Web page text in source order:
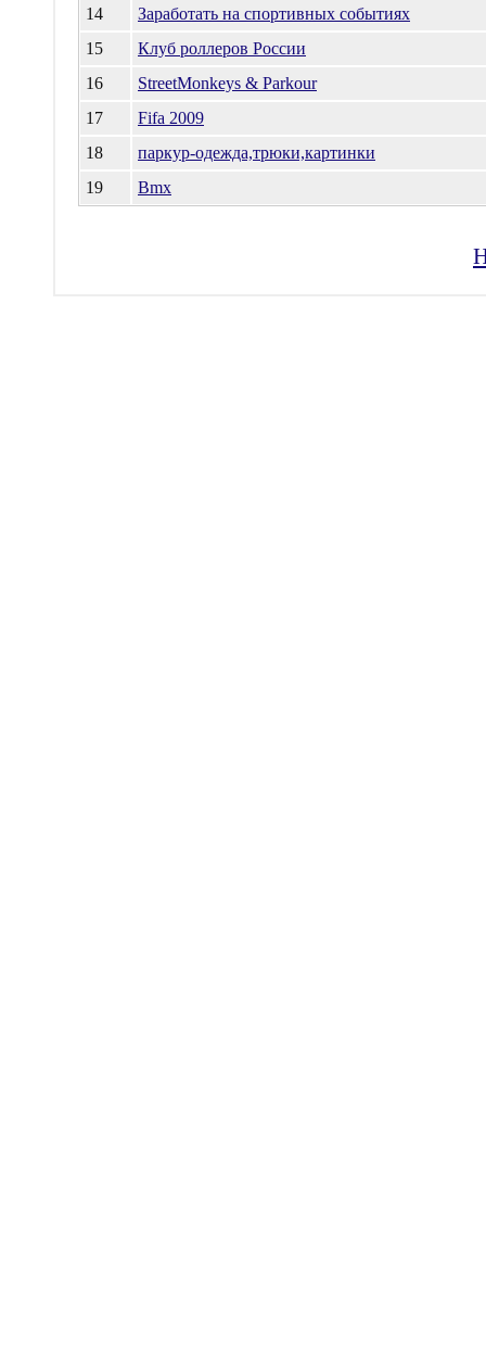
14
Заработать на спортивных событиях
15
Клуб роллеров России
16
StreetMonkeys & Parkour
17
Fifa 2009
18
паркур-одежда,трюки,картинки
19
Bmx